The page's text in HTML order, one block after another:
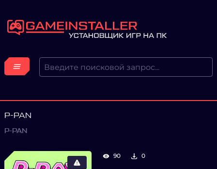
P-PAN
P-PAN
90 0